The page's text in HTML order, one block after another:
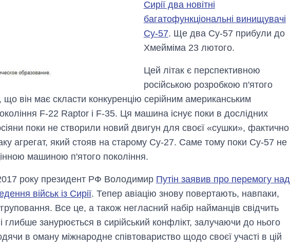
Сирії два новітні
багатофункціональні винищувачі
Су-57. Ще два Су-57 прибули до
Хмейміма 23 лютого.
Цей літак є перспективною
російською розробкою п'ятого
що він має скласти конкуренцію серійним американським
F-22 Raptor і F-35. Ця машина існує поки в дослідних
поки не створили новий двигун для своєї «сушки», фактично
агрегат, який стояв на старому Су-27. Саме тому поки Су-57 не
машиною п'ятого покоління.
року президент РФ Володимир Путін заявив про перемогу над
військ із Сирії. Тепер авіацію знову повертають, навпаки,
Все це, а також негласний набір найманців свідчить
глибше занурюється в сирійський конфлікт, залучаючи до нього
в оману міжнародне співтовариство щодо своєї участі в цій